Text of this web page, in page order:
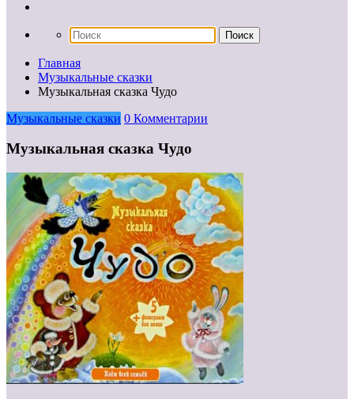
Главная
Музыкальные сказки
Музыкальная сказка Чудо
Музыкальные сказки 0 Комментарии
Музыкальная сказка Чудо